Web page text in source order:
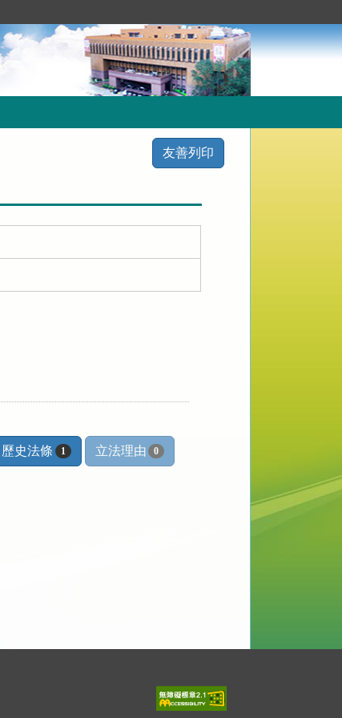
友善列印
歷史法條 1 立法理由 0